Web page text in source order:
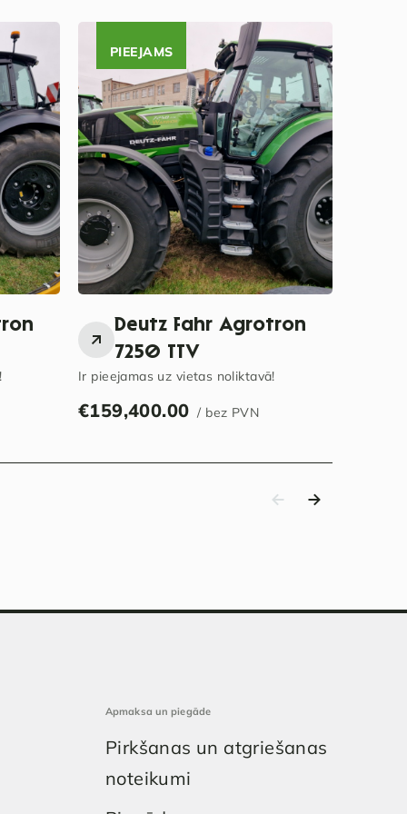
PIEEJAMS
Deutz Fahr Agrotron
7250 TTV
Ir pieejamas uz vietas noliktavā!
€159,400.00 / bez PVN
Apmaksa un piegāde
Pirkšanas un atgriešanas
noteikumi